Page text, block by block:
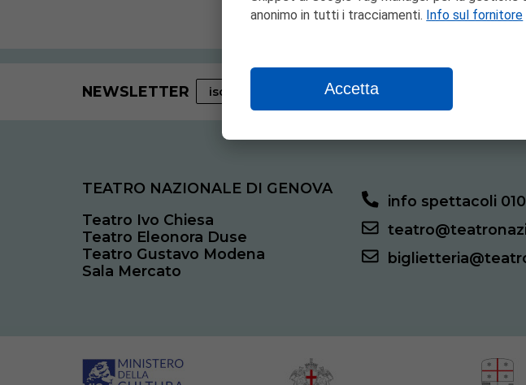
NEWSLETTER iscriviti adesso
TEATRO NAZIONALE DI GENOVA
Teatro Ivo Chiesa
Teatro Eleonora Duse
Teatro Gustavo Modena
Sala Mercato
info spettacoli
anonimo in tutti i tracciamenti. Info sul fornitore
Accetta